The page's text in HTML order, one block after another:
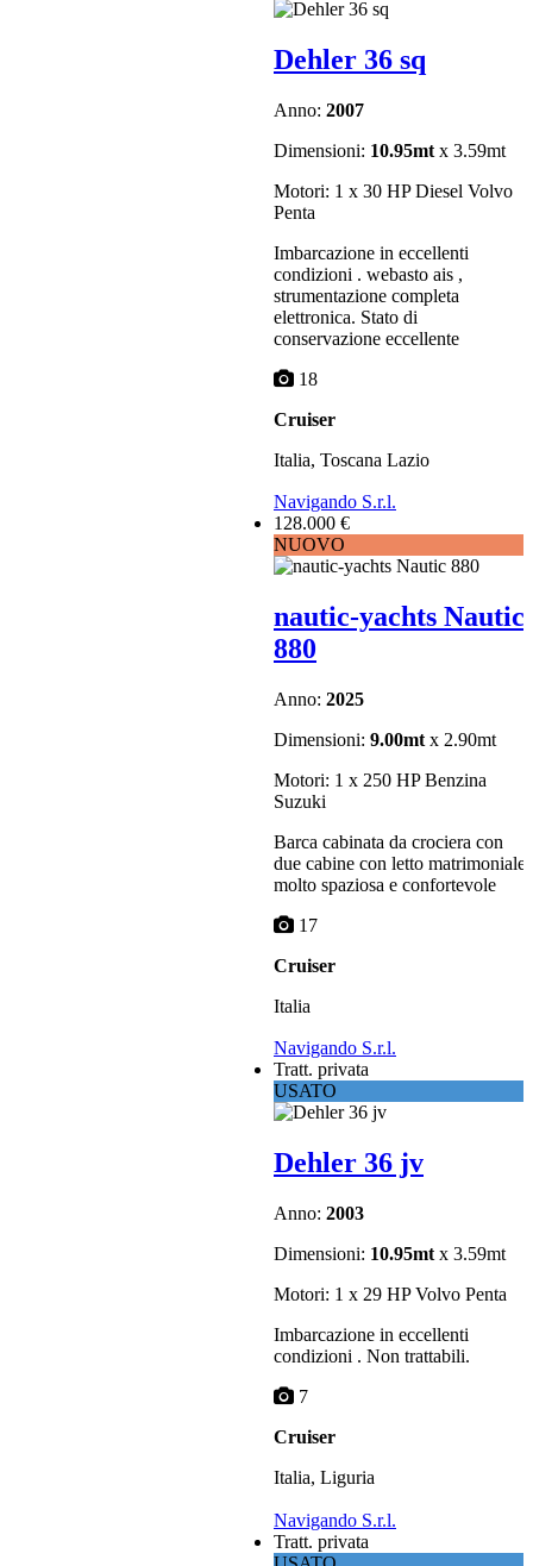
Dehler 36 sq
Anno: 2007
Dimensioni: 10.95mt x 3.59mt
Motori: 1 x 30 HP Diesel Volvo
Penta
Imbarcazione in eccellenti
condizioni . webasto ais ,
strumentazione completa
elettronica. Stato di
conservazione eccellente
18
Cruiser
Italia, Toscana Lazio
Navigando S.r.l.
128.000 €
NUOVO
nautic-yachts Nautic
880
Anno: 2025
Dimensioni: 9.00mt x 2.90mt
Motori: 1 x 250 HP Benzina
Suzuki
Barca cabinata da crociera con
due cabine con letto matrimoniale
molto spaziosa e confortevole
17
Cruiser
Italia
Navigando S.r.l.
Tratt. privata
USATO
Dehler 36 jv
Anno: 2003
Dimensioni: 10.95mt x 3.59mt
Motori: 1 x 29 HP Volvo Penta
Imbarcazione in eccellenti
condizioni . Non trattabili.
7
Cruiser
Italia, Liguria
Navigando S.r.l.
Tratt. privata